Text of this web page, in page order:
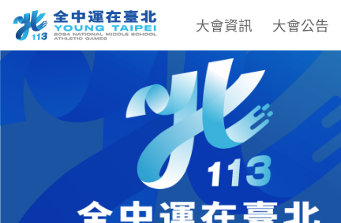
大會資訊 大會公告